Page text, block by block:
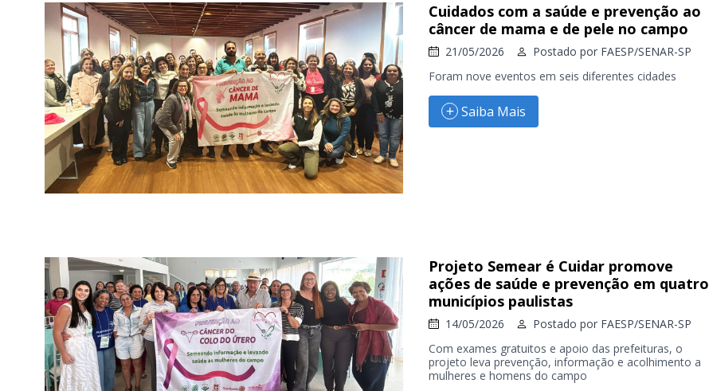
Cuidados com a saúde e prevenção ao
câncer de mama e de pele no campo
21/05/2026 Postado por FAESP/SENAR-SP
Foram nove eventos em seis diferentes cidades
Saiba Mais
Projeto Semear é Cuidar promove
ações de saúde e prevenção em quatro
municípios paulistas
14/05/2026 Postado por FAESP/SENAR-SP
Com exames gratuitos e apoio das prefeituras, o
projeto leva prevenção, informação e acolhimento a
mulheres e homens do campo